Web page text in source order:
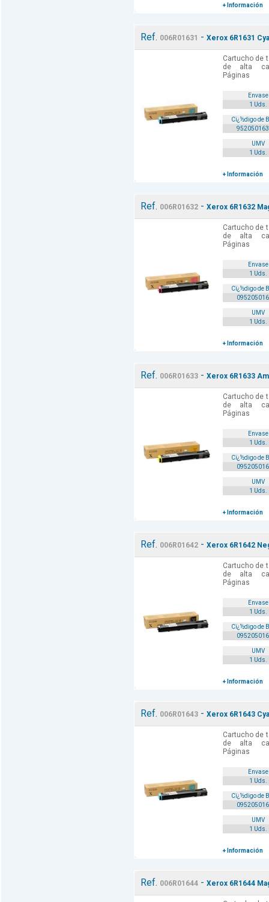
+ Información
Ref. 006R01631 - Xerox 6R1631
Cartucho de
de alta
Páginas
Envase
1 Uds.
Cï¿½digo de
UMV
1 Uds.
+ Información
Ref. 006R01632- Xerox 6R1632
Cartucho de
de alta
Páginas
Envase
1 Uds.
Cï¿½digo de
UMV
1 Uds.
+ Información
Ref. 006R01633- Xerox 6R1633
Cartucho de
de alta
Páginas
Envase
1 Uds.
Cï¿½digo de
UMV
1 Uds.
+ Información
Ref. 006R01642- Xerox 6R1642
Cartucho de
de alta
Páginas
Envase
1 Uds.
Cï¿½digo de
UMV
1 Uds.
+ Información
Ref. 006R01643- Xerox 6R1643
Cartucho de
de alta
Páginas
Envase
1 Uds.
Cï¿½digo de
UMV
1 Uds.
+ Información
Ref. 006R01644- Xerox 6R1644